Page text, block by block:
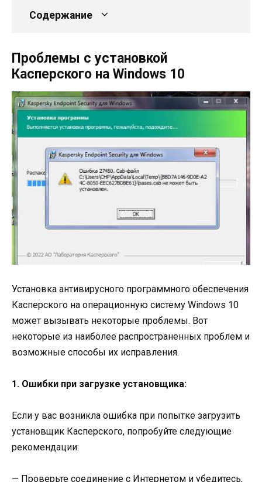
Содержание
Проблемы с установкой
Касперского на Windows 10
Установка антивирусного программного обеспечения
Касперского на операционную систему Windows 10
может вызывать некоторые проблемы. Вот
некоторые из наиболее распространенных проблем и
возможные способы их исправления.
1. Ошибки при загрузке установщика:
Если у вас возникла ошибка при попытке загрузить
установщик Касперского, попробуйте следующие
рекомендации:
— Проверьте соединение с Интернетом и убедитесь,